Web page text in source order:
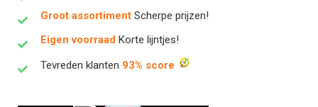
Groot assortiment Scherpe prijzen!
Eigen voorraad Korte lijntjes!
Tevreden klanten 93% score